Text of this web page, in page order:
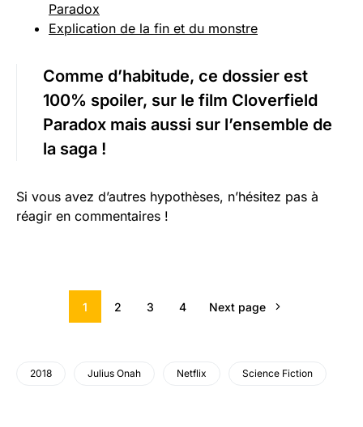
Paradox
Explication de la fin et du monstre
Comme d’habitude, ce dossier est
100% spoiler, sur le film Cloverfield
Paradox mais aussi sur l’ensemble de
la saga !
Si vous avez d’autres hypothèses, n’hésitez pas à
réagir en commentaires !
1 2 3 4 Next page
2018 Julius Onah Netflix Science Fiction